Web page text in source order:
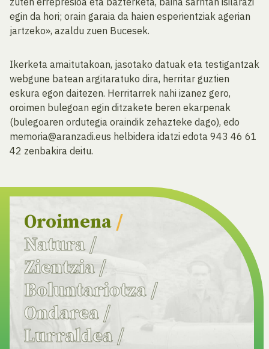
egin da hori; orain garaia da haien esperientziak agerian
jartzeko», azaldu zuen Bucesek.
Ikerketa amaitutakoan, jasotako datuak eta testigantzak
webgune batean argitaratuko dira, herritar guztien
eskura egon daitezen. Herritarrek nahi izanez gero,
oroimen bulegoan egin ditzakete beren ekarpenak
(bulegoaren ordutegia oraindik zehazteke dago), edo
memoria@aranzadi.eus helbidera idatzi edota 943 46 61
42 zenbakira deitu.
Oroimena /
Natura/
Zientzia /
Boluntariotza/
Ondarea/
Lurraldea/